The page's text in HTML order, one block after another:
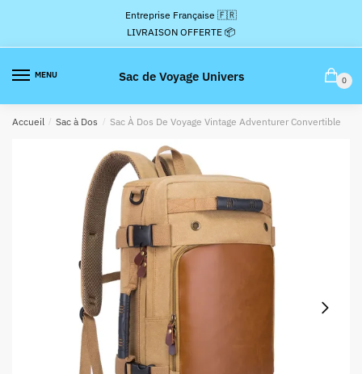
la
navigation
contenu
Entreprise Française 🇫🇷
LIVRAISON OFFERTE 📦
MENU Sac de Voyage Univers 0
Accueil / Sac à Dos / Sac À Dos De Voyage Vintage Adventurer Convertible